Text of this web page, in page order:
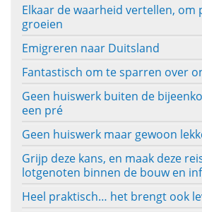
Elkaar de waarheid vertellen, om
groeien
Emigreren naar Duitsland
Fantastisch om te sparren over
Geen huiswerk buiten de
een pré
Geen huiswerk maar gewoon
Grijp deze kans, en maak deze
lotgenoten binnen de bouw en
Heel praktisch… het brengt ook